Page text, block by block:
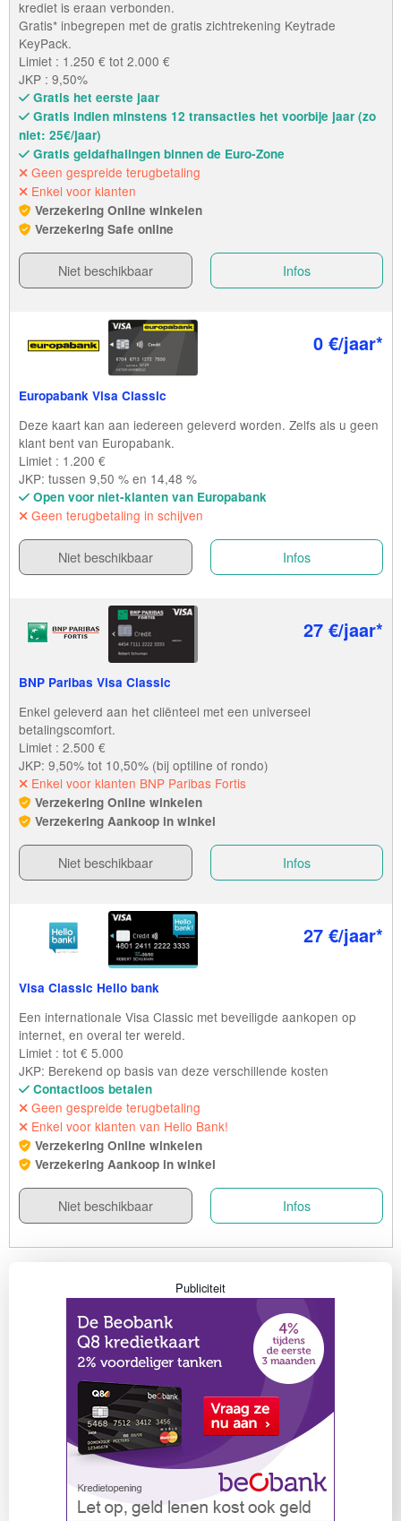
krediet is eraan verbonden.
Gratis* inbegrepen met de gratis zichtrekening Keytrade
KeyPack.
Limiet : 1.250 € tot 2.000 €
JKP : 9,50%
Gratis het eerste jaar
Gratis indien minstens 12 transacties het voorbije jaar (zo
niet: 25€/jaar)
Gratis geldafhalingen binnen de Euro-Zone
Geen gespreide terugbetaling
Enkel voor klanten
Verzekering Online winkelen
Verzekering Safe online
Niet beschikbaar Infos
0 €/jaar*
Europabank Visa Classic
Deze kaart kan aan iedereen geleverd worden. Zelfs als u geen
klant bent van Europabank.
Limiet : 1.200 €
JKP: tussen 9,50 % en 14,48 %
Open voor niet-klanten van Europabank
Geen terugbetaling in schijven
Niet beschikbaar Infos
27 €/jaar*
BNP Paribas Visa Classic
Enkel geleverd aan het cliënteel met een universeel
betalingscomfort.
Limiet : 2.500 €
JKP: 9,50% tot 10,50% (bij optiline of rondo)
Enkel voor klanten BNP Paribas Fortis
Verzekering Online winkelen
Verzekering Aankoop in winkel
Niet beschikbaar Infos
27 €/jaar*
Visa Classic Hello bank
Een internationale Visa Classic met beveiligde aankopen op
internet, en overal ter wereld.
Limiet : tot € 5.000
JKP: Berekend op basis van deze verschillende kosten
Contactloos betalen
Geen gespreide terugbetaling
Enkel voor klanten van Hello Bank!
Verzekering Online winkelen
Verzekering Aankoop in winkel
Niet beschikbaar Infos
Publiciteit